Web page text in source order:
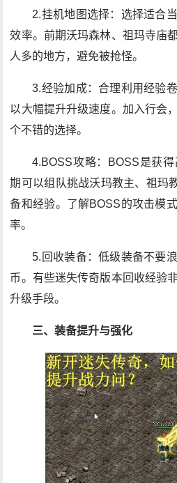
2.挂机地图选择：选择适合
效率。前期沃玛森林、祖玛寺庙
人多的地方，避免被抢怪。
3.经验加成：合理利用经验
以大幅提升升级速度。加入行会
个不错的选择。
4.BOSS攻略：BOSS是获
期可以组队挑战沃玛教主、祖玛
备和经验。了解BOSS的攻击模
率。
5.回收装备：低级装备不要
币。有些迷失传奇版本回收经验
升级手段。
三、装备提升与强化